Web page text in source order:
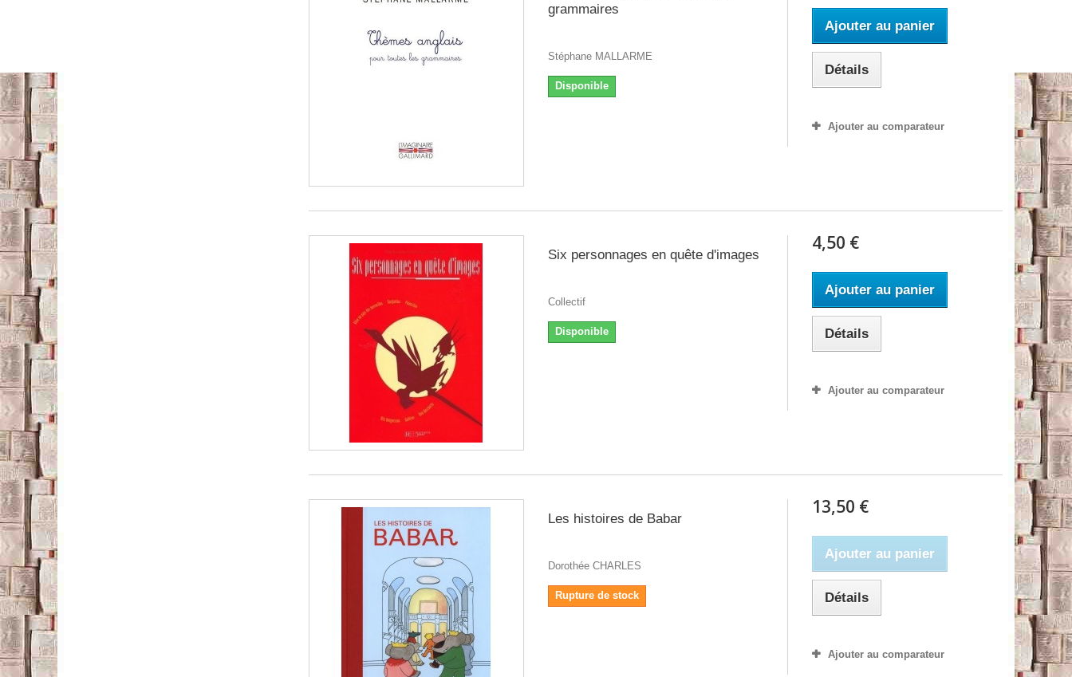
grammaires
Stéphane MALLARME
Disponible
Ajouter au panier
Détails
Ajouter au comparateur
Six personnages en quête d'images
Collectif
Disponible
4,50 €
Ajouter au panier
Détails
Ajouter au comparateur
Les histoires de Babar
Dorothée CHARLES
Rupture de stock
13,50 €
Ajouter au panier
Détails
Ajouter au comparateur